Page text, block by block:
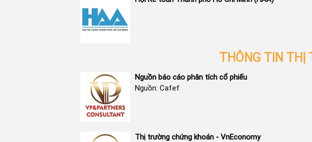
THÔNG TIN THỊ
Nguồn báo cáo phân tích cổ phiếu
Nguồn: Cafef
Thị trường chứng khoán - VnEconomy